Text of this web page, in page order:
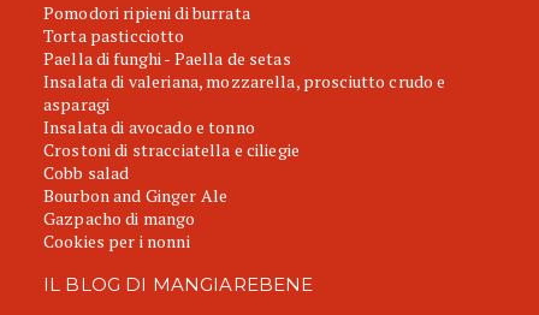
Pomodori ripieni di burrata
Torta pasticciotto
Paella di funghi - Paella de setas
Insalata di valeriana, mozzarella, prosciutto crudo e
asparagi
Insalata di avocado e tonno
Crostoni di stracciatella e ciliegie
Cobb salad
Bourbon and Ginger Ale
Gazpacho di mango
Cookies per i nonni
IL BLOG DI MANGIAREBENE